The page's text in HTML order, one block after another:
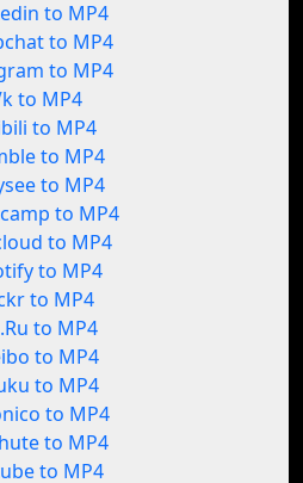
to MP4
to MP4
to MP4
to MP4
to MP4
to MP4
to MP4
to MP4
to MP4
to MP4
to MP4
to MP4
to MP4
to MP4
to MP4
to MP4
to MP4